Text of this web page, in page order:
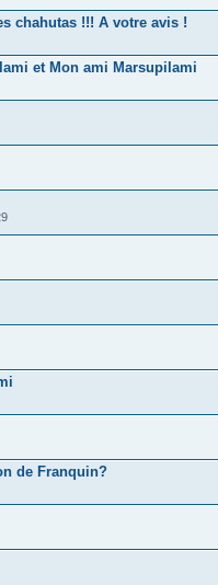
chahutas !!! A votre avis !
et Mon ami Marsupilami
de Franquin?